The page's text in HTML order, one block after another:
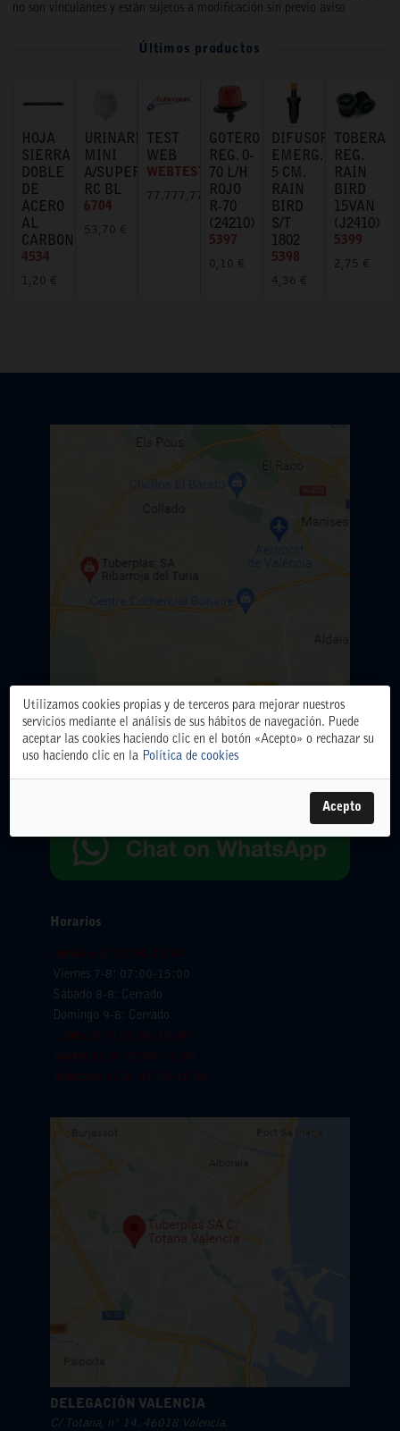
no son vinculantes y están sujetos a modificación sin previo aviso
Últimos productos
HOJA
SIERRA
DOBLE
DE
ACERO
AL
CARBONO
4534
1,20 €
URINARIO
MINI
A/SUPERIOR
RC BL
6704
53,70 €
TEST
WEB
WEBTEST
77.777,77 €
GOTERO
REG. 0-
70 L/H
ROJO
R-70
(24210)
5397
0,10 €
DIFUSOR
EMERG.
5 CM.
RAIN
BIRD
S/T
1802
5398
4,36 €
TOBERA
REG.
RAIN
BIRD
15VAN
(J2410)
5399
2,75 €
ALMACÉN CENTRAL
Polígono Industrial El Oliveral. Calle D. nº 6. 46394
Ribarroja del Turia (Valencia)
Horarios
Jueves 6-8: 07:00-15:00
Viernes 7-8: 07:00-15:00
Sábado 8-8: Cerrado
Domingo 9-8: Cerrado
Lunes 10-8: 07:00-15:00
Martes 11-8: 07:00-15:00
Miercoles 12-8: 07:00-15:00
DELEGACIÓN VALENCIA
C/ Totana, nº 14. 46018 Valencia.
Utilizamos cookies propias y de terceros para mejorar nuestros
servicios mediante el análisis de sus hábitos de navegación. Puede
aceptar las cookies haciendo clic en el botón «Acepto» o rechazar su
uso haciendo clic en la Política de cookies
Acepto